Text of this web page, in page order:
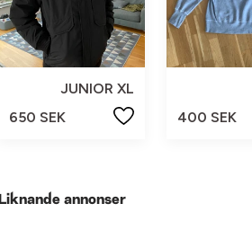
JUNIOR XL
650 SEK
400 SEK
Liknande annonser